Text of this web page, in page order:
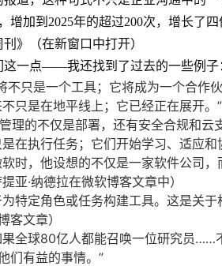
增加到2025年的超过200次，增长了四
》（在新窗口中打开）
这一点——我还找到了过去的一些例子
不只是一个工具；它将成为一个合作伙
只是在地平线上；它已经正在展开。”
理的不仅是部署，还有安全合规和云
在执行任务；它们开始学习、适应和
时，他设想的不仅是一家软件公司
亚·纳德拉在微软博客文章中）
特定角色或任务构建工具。这是关
客文章）
果全球80亿人都能召唤一位研究员……
们有益的事情。”